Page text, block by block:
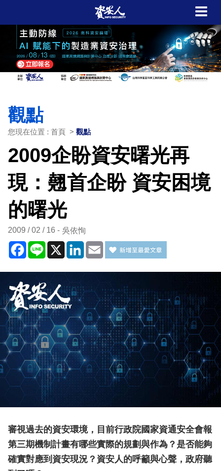
觀點
您現在位置 : 首頁 > 觀點
2009企盼資安曙光再
現：翹首企盼 資安困境
的曙光
2009 / 02 / 16 吳依恂
Facebook
Line X LinkedIn
Email
審視過去的資安環境，目前行政院國家資通安全會報
第三期機制計畫有哪些實際的規劃與作為？是否能夠
確實對應到資安現況？資安人的呼籲與心聲，政府聽